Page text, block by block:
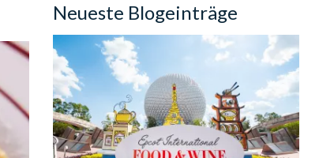
Neueste Blogeinträge